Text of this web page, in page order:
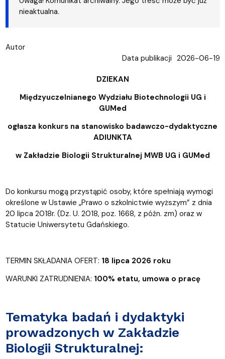
nieaktualna.
Autor
Data publikacji 2026-06-19
DZIEKAN
Międzyuczelnianego Wydziału Biotechnologii UG i
GUMed
ogłasza konkurs na stanowisko badawczo-dydaktyczne
ADIUNKTA
w Zakładzie Biologii Strukturalnej MWB UG i GUMed
Do konkursu mogą przystąpić osoby, które spełniają wymogi
określone w Ustawie „Prawo o szkolnictwie wyższym” z dnia
20 lipca 2018r. (Dz. U. 2018, poz. 1668, z późn. zm) oraz w
Statucie Uniwersytetu Gdańskiego.
TERMIN SKŁADANIA OFERT: 18 lipca 2026 roku
WARUNKI ZATRUDNIENIA: 100% etatu, umowa o pracę
Tematyka badań i dydaktyki
prowadzonych w Zakładzie
Biologii Strukturalnej: